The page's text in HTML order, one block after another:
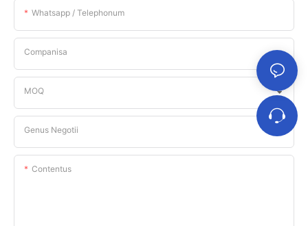
Whatsapp / Telephonum
Companisa
MOQ
Genus Negotii
Contentus